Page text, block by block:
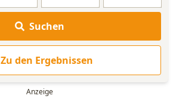
WORTLISTE
Suchen
Zu den Ergebnissen